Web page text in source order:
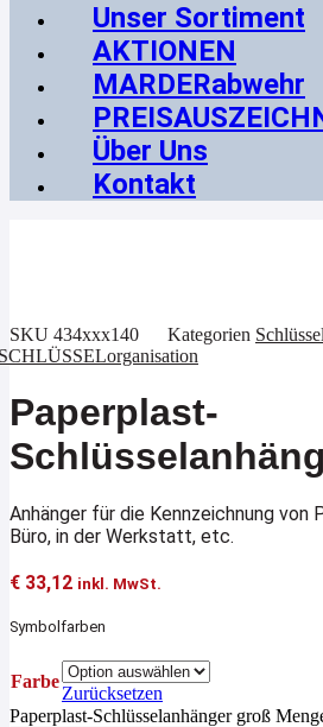
Unser Sortiment
AKTIONEN
MARDERabwehr
Über Uns
Kontakt
SKU 434xxx140 Kategorien
Paperplast-
Anhänger für die Kennzeichnung von
Büro, in der Werkstatt, etc.
€ 33,12 inkl. MwSt.
Symbolfarben
Farbe
Zurücksetzen
Paperplast-Schlüsselanhänger groß